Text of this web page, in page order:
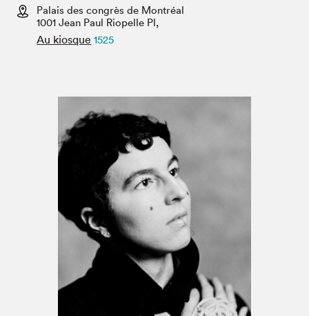
Espace médias
Palais des congrès de Montréal
1001 Jean Paul Riopelle Pl,
Au kiosque 1525